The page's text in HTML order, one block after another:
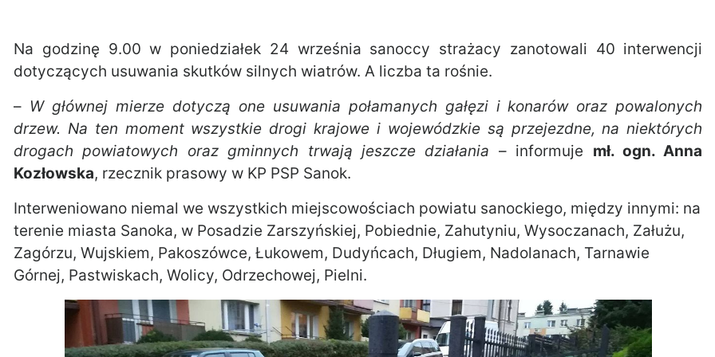
Na godzinę 9.00 w poniedziałek 24 września sanoccy strażacy zanotowali 40 interwencji
dotyczących usuwania skutków silnych wiatrów. A liczba ta rośnie.
– W głównej mierze dotyczą one usuwania połamanych gałęzi i konarów oraz powalonych
drzew. Na ten moment wszystkie drogi krajowe i wojewódzkie są przejezdne, na niektórych
drogach powiatowych oraz gminnych trwają jeszcze działania – informuje mł. ogn. Anna
Kozłowska, rzecznik prasowy w KP PSP Sanok.
Interweniowano niemal we wszystkich miejscowościach powiatu sanockiego, między innymi: na
terenie miasta Sanoka, w Posadzie Zarszyńskiej, Pobiednie, Zahutyniu, Wysoczanach, Załużu,
Zagórzu, Wujskiem, Pakoszówce, Łukowem, Dudyńcach, Długiem, Nadolanach, Tarnawie
Górnej, Pastwiskach, Wolicy, Odrzechowej, Pielni.